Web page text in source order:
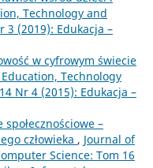
Technology and
3 (2019): Edukacja –
w cyfrowym świecie
Technology
Nr 4 (2015): Edukacja –
społecznościowe –
człowieka , Journal of
Science: Tom 16